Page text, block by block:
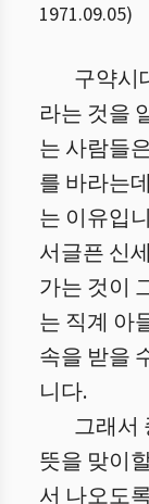
1971.09.05)
구약시
라는 것을
는 사람들
를 바라는
는 이유입
서글픈 신
가는 것이
는 직계 아
속을 받을
니다.
그래서
뜻을 맞이
서 나오도